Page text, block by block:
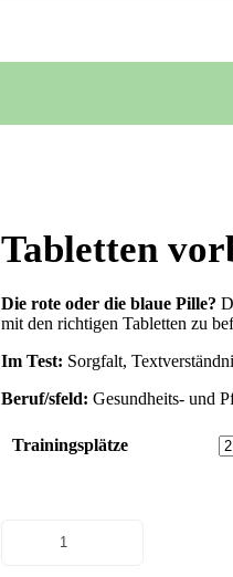
Tabletten
Die rote oder die blaue Pille?
mit den richtigen Tabletten zu
Im Test: Sorgfalt,
Beruf/sfeld: Gesundheits- und
Trainingsplätze
vorbereiten